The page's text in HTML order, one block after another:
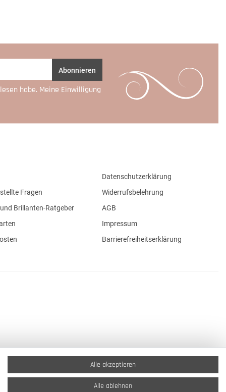
Abonnieren
habe. Meine Einwilligung
Fragen
Brillanten-Ratgeber
Datenschutzerklärung
Widerrufsbelehrung
AGB
Impressum
Barrierefreiheitserklärung
Alle akzeptieren
Alle ablehnen